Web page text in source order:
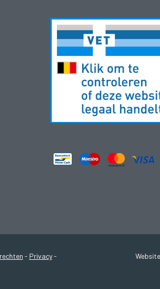
- Privacy-